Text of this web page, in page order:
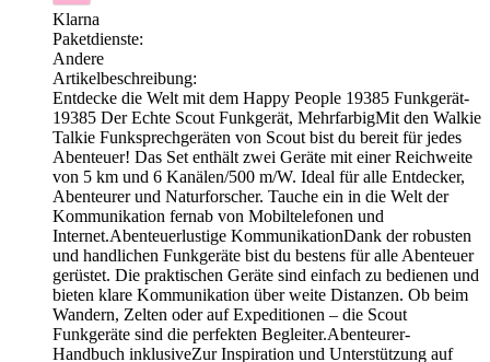
Klarna
Paketdienste:
Andere
Artikelbeschreibung:
Entdecke die Welt mit dem Happy People 19385 Funkgerät-
19385 Der Echte Scout Funkgerät, MehrfarbigMit den Walkie
Talkie Funksprechgeräten von Scout bist du bereit für jedes
Abenteuer! Das Set enthält zwei Geräte mit einer Reichweite
von 5 km und 6 Kanälen/500 m/W. Ideal für alle Entdecker,
Abenteurer und Naturforscher. Tauche ein in die Welt der
Kommunikation fernab von Mobiltelefonen und
Internet.Abenteuerlustige KommunikationDank der robusten
und handlichen Funkgeräte bist du bestens für alle Abenteuer
gerüstet. Die praktischen Geräte sind einfach zu bedienen und
bieten klare Kommunikation über weite Distanzen. Ob beim
Wandern, Zelten oder auf Expeditionen – die Scout
Funkgeräte sind die perfekten Begleiter.Abenteurer-
Handbuch inklusiveZur Inspiration und Unterstützung auf